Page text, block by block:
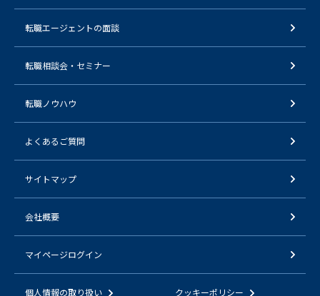
転職エージェントの面談
転職相談会・セミナー
転職ノウハウ
よくあるご質問
サイトマップ
会社概要
マイページログイン
個人情報の取り扱い クッキーポリシー